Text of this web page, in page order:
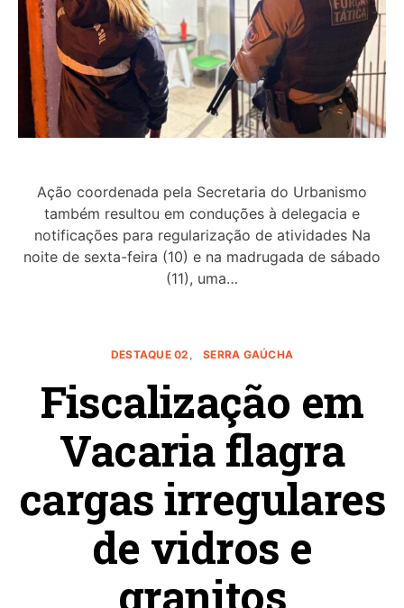
Ação coordenada pela Secretaria do Urbanismo
também resultou em conduções à delegacia e
notificações para regularização de atividades Na
noite de sexta-feira (10) e na madrugada de sábado
(11), uma…
DESTAQUE 02 SERRA GAÚCHA
Fiscalização em
Vacaria flagra
cargas irregulares
de vidros e
granitos